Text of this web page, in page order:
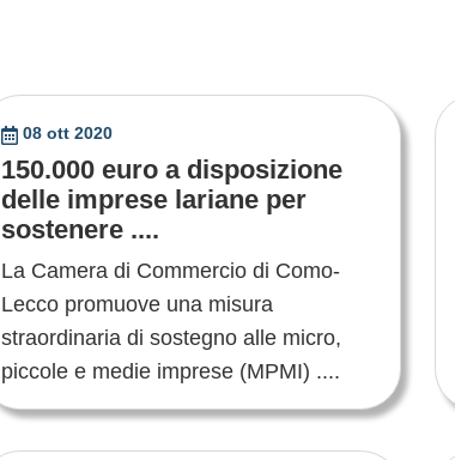
08 ott 2020
150.000 euro a disposizione
delle imprese lariane per
sostenere ....
La Camera di Commercio di Como-
Lecco promuove una misura
straordinaria di sostegno alle micro,
piccole e medie imprese (MPMI) ....